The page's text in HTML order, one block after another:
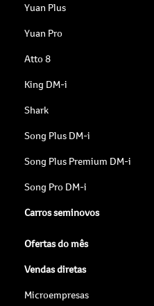
Yuan Plus
Yuan Pro
Atto 8
King DM-i
Shark
Song Plus DM-i
Song Plus Premium DM-i
Song Pro DM-i
Carros seminovos
Ofertas do mês
Vendas diretas
Microempresas